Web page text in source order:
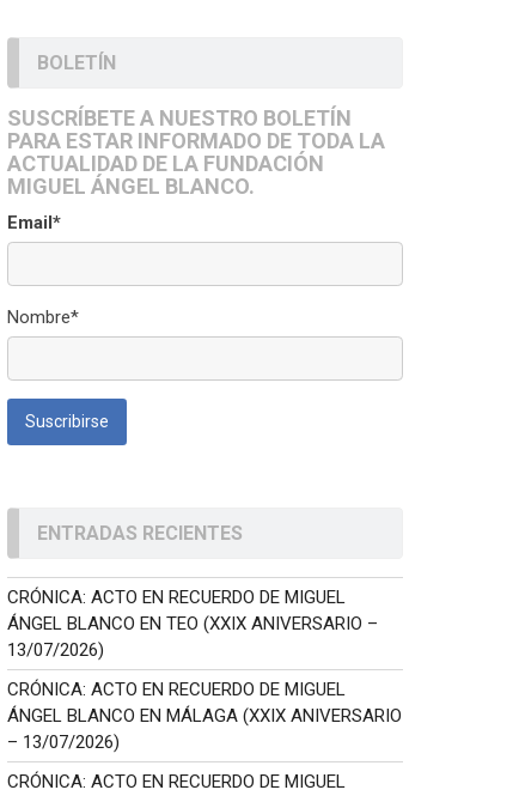
BOLETÍN
SUSCRÍBETE A NUESTRO BOLETÍN
PARA ESTAR INFORMADO DE TODA LA
ACTUALIDAD DE LA FUNDACIÓN
MIGUEL ÁNGEL BLANCO.
Email*
Nombre*
ENTRADAS RECIENTES
CRÓNICA: ACTO EN RECUERDO DE MIGUEL
ÁNGEL BLANCO EN TEO (XXIX ANIVERSARIO –
13/07/2026)
CRÓNICA: ACTO EN RECUERDO DE MIGUEL
ÁNGEL BLANCO EN MÁLAGA (XXIX ANIVERSARIO
– 13/07/2026)
CRÓNICA: ACTO EN RECUERDO DE MIGUEL